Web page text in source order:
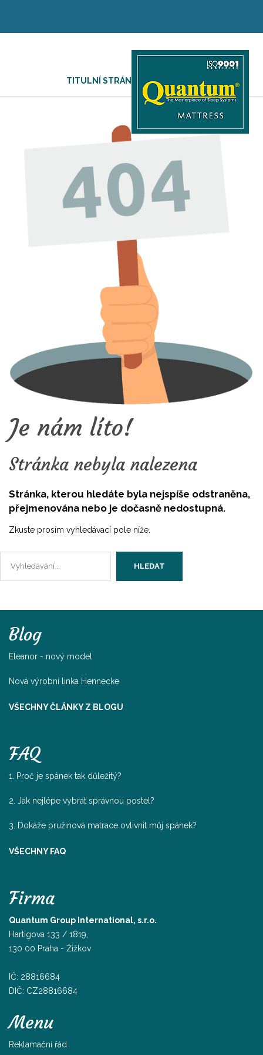
TITULNÍ STRÁNKA / 404 PAGE
Je nám líto!
Stránka nebyla nalezena
Stránka, kterou hledáte byla nejspíše odstraněna,
přejmenována nebo je dočasně nedostupná.
Zkuste prosím vyhledávací pole níže.
HLEDAT
Blog
Eleanor - nový model
Nová výrobní linka Hennecke
VŠECHNY ČLÁNKY Z BLOGU
FAQ
1. Proč je spánek tak důležitý?
2. Jak nejlépe vybrat správnou postel?
3. Dokáže pružinová matrace ovlivnit můj spánek?
VŠECHNY FAQ
Firma
Quantum Group International, s.r.o.
Hartigova 133 / 1819,
130 00 Praha - Žižkov
IČ: 28816684
DIČ: CZ28816684
Menu
Reklamační řád